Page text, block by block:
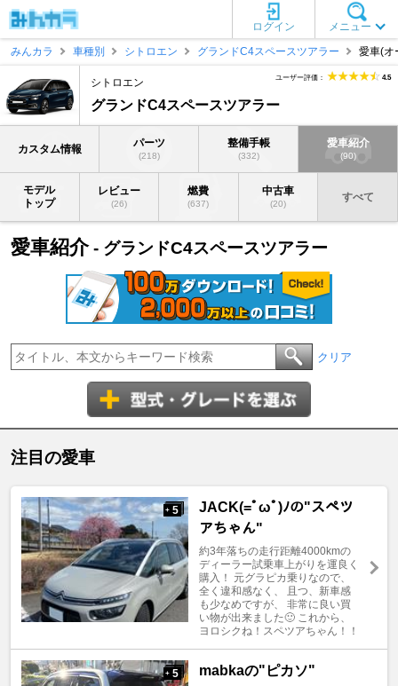
メニュー
ログイン
みんカラ
車種別 シトロエン グランドC4スペースツアラー 愛車(オ
シトロエン
グランドC4スペースツアラー
ユーザー評価： 4.5
カスタム情報 パーツ
(218)
整備手帳
(332)
愛車紹介
(90)
モデル
トップ
レビュー
(26)
燃費
(637)
中古車
(20)
すべて
愛車紹介- グランドC4スペースツアラー
クリア
注目の愛車
+ 5
JACK(=ﾟωﾟ)ﾉの"スペツ
アちゃん"
約3年落ちの走行距離4000kmの
ディーラー試乗車上がりを運良く
購入！ 元グラピカ乗りなので、
全く違和感なく、 且つ、新車感
も少なめですが、 非常に良い買
い物が出来ました🙂 これから、
ヨロシクね！スペツアちゃん！！
+ 5 mabkaの"ピカソ"